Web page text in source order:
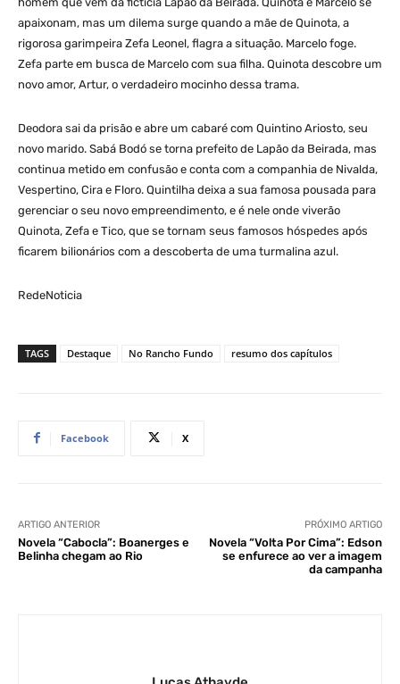
apaixonam, mas um dilema surge quando a mãe de Quinota, a
rigorosa garimpeira Zefa Leonel, flagra a situação. Marcelo foge.
Zefa parte em busca de Marcelo com sua filha. Quinota descobre um
novo amor, Artur, o verdadeiro mocinho dessa trama.
Deodora sai da prisão e abre um cabaré com Quintino Ariosto, seu
novo marido. Sabá Bodó se torna prefeito de Lapão da Beirada, mas
continua metido em confusão e conta com a companhia de Nivalda,
Vespertino, Cira e Floro. Quintilha deixa a sua famosa pousada para
gerenciar o seu novo empreendimento, e é nele onde viverão
Quinota, Zefa e Tico, que se tornam seus famosos hóspedes após
ficarem bilionários com a descoberta de uma turmalina azul.
RedeNoticia
TAGS Destaque No Rancho Fundo resumo dos capítulos
Facebook X
ARTIGO ANTERIOR
Novela “Cabocla”: Boanerges e
Belinha chegam ao Rio
PRÓXIMO ARTIGO
Novela “Volta Por Cima”: Edson
se enfurece ao ver a imagem
da campanha